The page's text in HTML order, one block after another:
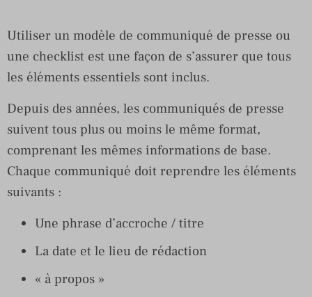
Utiliser un modèle de communiqué de presse ou
une checklist est une façon de s’assurer que tous
les éléments essentiels sont inclus.
Depuis des années, les communiqués de presse
suivent tous plus ou moins le même format,
comprenant les mêmes informations de base.
Chaque communiqué doit reprendre les éléments
suivants :
Une phrase d’accroche / titre
La date et le lieu de rédaction
« à propos »